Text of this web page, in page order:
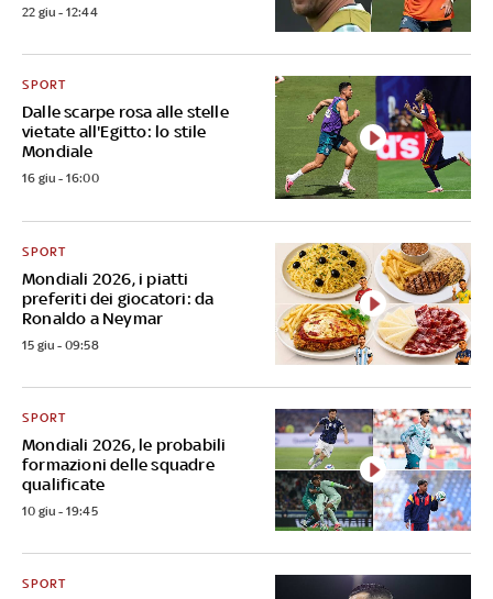
22 giu - 12:44
Dalle scarpe rosa alle stelle
vietate all'Egitto: lo stile
Mondiale
SPORT
16 giu - 16:00
Mondiali 2026, i piatti
preferiti dei giocatori: da
Ronaldo a Neymar
SPORT
15 giu - 09:58
Mondiali 2026, le probabili
formazioni delle squadre
qualificate
SPORT
10 giu - 19:45
SPORT